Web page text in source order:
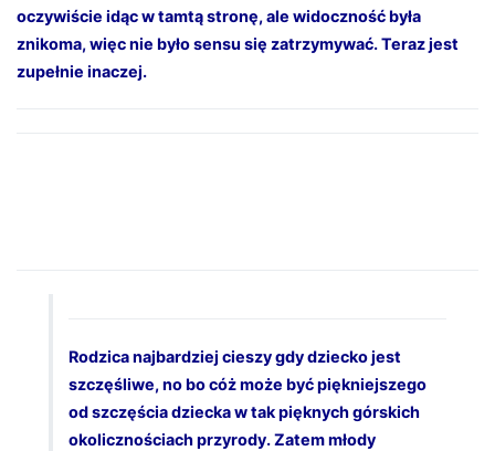
oczywiście idąc w tamtą stronę, ale widoczność była
znikoma, więc nie było sensu się zatrzymywać. Teraz jest
zupełnie inaczej.
Rodzica najbardziej cieszy gdy dziecko jest
szczęśliwe, no bo cóż może być piękniejszego
od szczęścia dziecka w tak pięknych górskich
okolicznościach przyrody. Zatem młody